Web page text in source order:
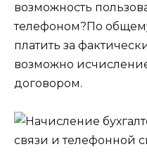
возможность
телефоном?По
платить за
возможно
договором.